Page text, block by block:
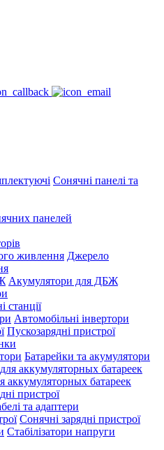
Сонячні панелі та
панелей
Джерело
Акумулятори для ДБЖ
станції
Автомобільні інвертори
Пускозарядні пристрої
Батарейки та акумулятори
аккумуляторных батареек
пристрої
та адаптери
Сонячні зарядні пристрої
Стабілізатори напруги